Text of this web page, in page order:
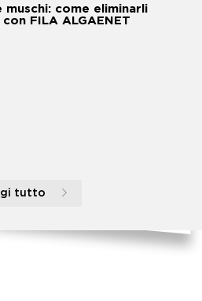
muschi: come eliminarli
FILA ALGAENET
tutto